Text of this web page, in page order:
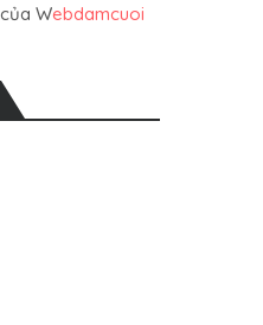
của Webdamcuoi